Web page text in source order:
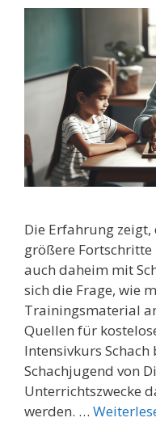
Die Erfahrung
größere Fortschritte
auch daheim mit
sich die Frage, wie
Trainingsmaterial
Quellen für
Intensivkurs
Schachjugend von
Unterrichtszwecke
werden. …